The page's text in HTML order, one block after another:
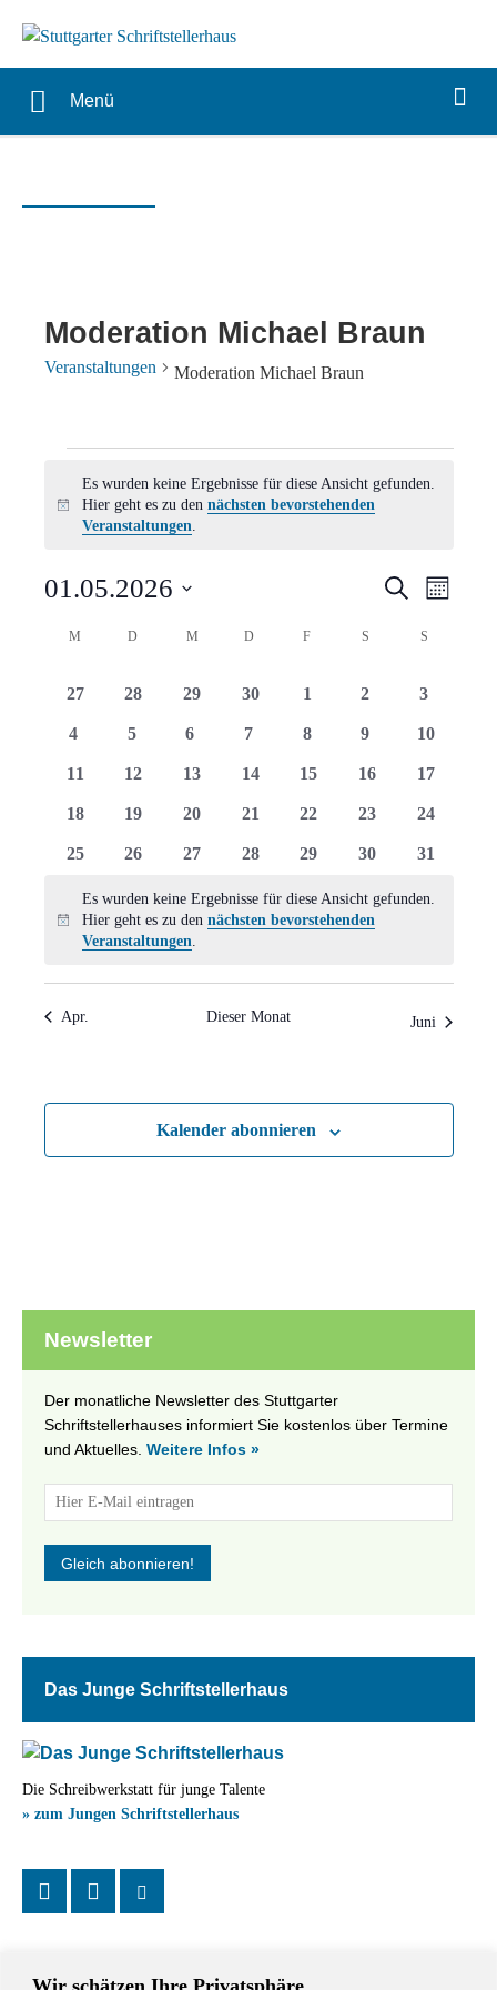
Wir schätzen Ihre Privatsphäre
Menü
Moderation Michael Braun
Veranstaltungen Moderation Michael Braun
Hinweis
Es wurden keine Ergebnisse für diese Ansicht gefunden.
Hier geht es zu den nächsten bevorstehenden
Veranstaltungen.
Suche
SucheMonat
01.05.2026
Kalender
von
Veranstaltungen
M MONTAG
DDIENSTAG
M MITTWOCH
D DONNERSTAG
F FREITAGS SAMSTAG
S
0
27
0
28
0
29
0
30
0
1
0
2
0
3
0
4
0
5
0
6
0
7
0
8
0
9
0
10
0
11
0
12
0
13
0
14
0
15
0
16
0
17
0
18
0
19
0
20
0
21
0
22
0
23
0
24
0
25
0
26
0
27
0
28
0
29
0
30
0
31
Hinweis
Es wurden keine Ergebnisse für diese Ansicht gefunden.
Hier geht es zu den nächsten bevorstehenden
Veranstaltungen.
Apr. Dieser Monat Juni
Kalender abonnieren
Newsletter
Der monatliche Newsletter des Stuttgarter
Schriftstellerhauses informiert Sie kostenlos über Termine
und Aktuelles. Weitere Infos »
Das Junge Schriftstellerhaus
Die Schreibwerkstatt für junge Talente
» zum Jungen Schriftstellerhaus